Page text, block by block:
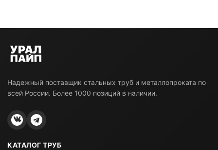
Надежный поставщик стальных труб и металлопроката по
всей России. Более 1000 позиций в наличии.
КАТАЛОГ ТРУБ